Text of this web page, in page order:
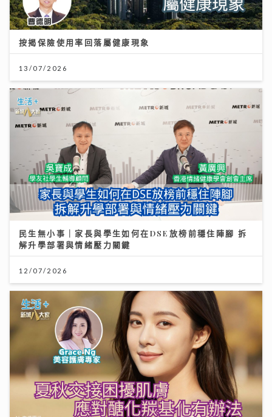
按揭保險使用率回落屬健康現象
13/07/2026
民生無小事｜家長與學生如何在DSE放榜前穩住陣腳 拆
解升學部署與情緒壓力關鍵
12/07/2026